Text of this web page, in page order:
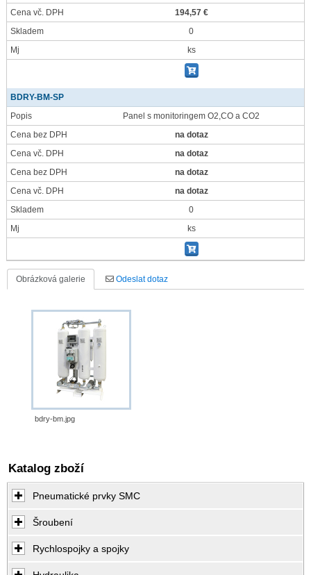
Cena vč. DPH
194,57 €
Skladem
0
Mj
ks
BDRY-BM-SP
Popis
Panel s monitoringem O2,CO a CO2
Cena bez DPH
na dotaz
Cena vč. DPH
na dotaz
Cena bez DPH
na dotaz
Cena vč. DPH
na dotaz
Skladem
0
Mj
ks
Obrázková galerie Odeslat dotaz
bdry-bm.jpg
Katalog zboží
Pneumatické prvky SMC
Šroubení
Rychlospojky a spojky